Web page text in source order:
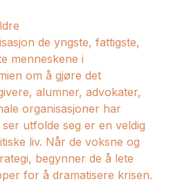
de yngste, fattigste,
menneskene i
om å gjøre det
alumner, advokater,
organisasjoner har
utfolde seg er en veldig
liv. Når de voksne og
begynner de å lete
for å dramatisere krisen.